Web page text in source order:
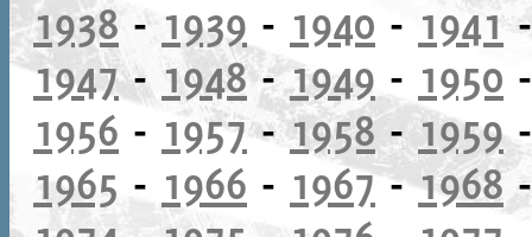
1938- 1939 - 1940 - 1941
1947- 1948-1949 - 1950
1956 - 1957-1958- 1959
1965 - 1966 - 1967-1968